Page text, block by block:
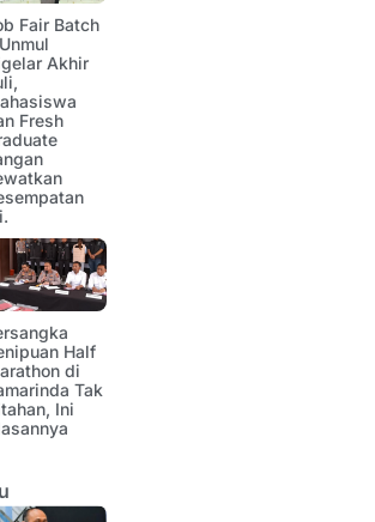
Fair Batch
Akhir
Fresh
Half
di
Tak
Ini